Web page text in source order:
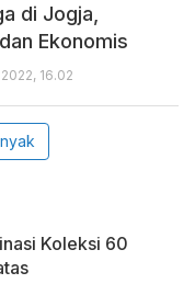
di Jogja,
Ekonomis
16.02
Koleksi 60